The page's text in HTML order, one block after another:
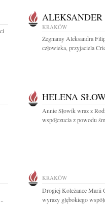
KRAKÓW
Żegnamy Aleksandra
człowieka, przyjaciela
HELENA
Annie Słowik wraz z
współczucia z powodu
KRAKÓW
Drogiej Koleżance Marii
wyrazy głębokiego